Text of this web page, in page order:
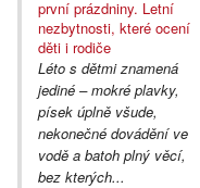
první prázdniny. Letní
nezbytnosti, které ocení
děti i rodiče
Léto s dětmi znamená
jediné – mokré plavky,
písek úplně všude,
nekonečné dovádění ve
vodě a batoh plný věcí,
bez kterých...